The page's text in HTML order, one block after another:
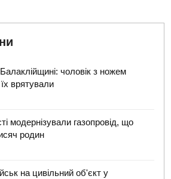
чоловік з ножем
врятували
модернізували газопровід, що
родин
на цивільний об'єкт у